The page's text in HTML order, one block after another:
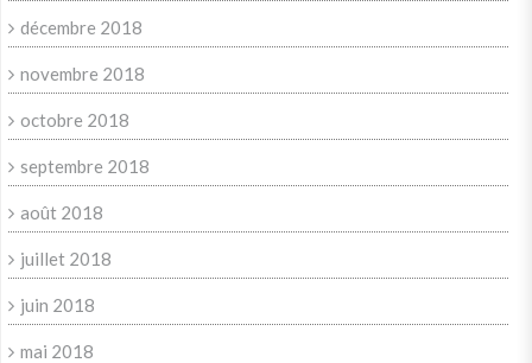
décembre 2018
novembre 2018
octobre 2018
septembre 2018
août 2018
juillet 2018
juin 2018
mai 2018